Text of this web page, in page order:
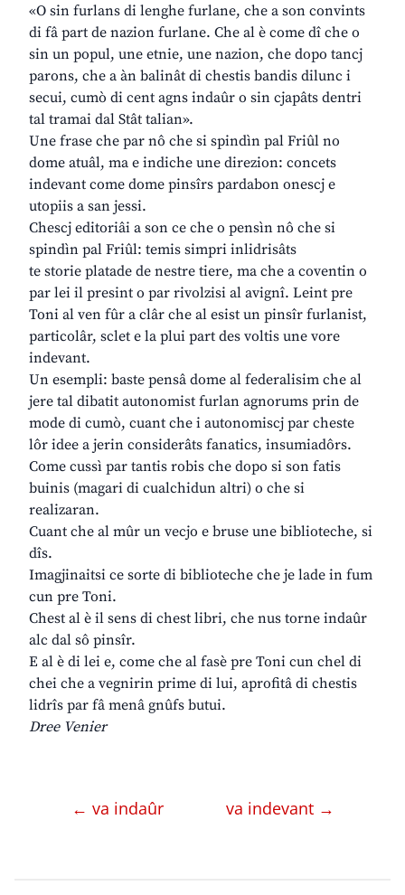
«O sin furlans di lenghe furlane, che a son convints
di fâ part de nazion furlane. Che al è come dî che o
sin un popul, une etnie, une nazion, che dopo tancj
parons, che a àn balinât di chestis bandis dilunc i
secui, cumò di cent agns indaûr o sin cjapâts dentri
tal tramai dal Stât talian».
Une frase che par nô che si spindìn pal Friûl no
dome atuâl, ma e indiche une direzion: concets
indevant come dome pinsîrs pardabon onescj e
utopiis a san jessi.
Chescj editoriâi a son ce che o pensìn nô che si
spindìn pal Friûl: temis simpri inlidrisâts
te storie platade de nestre tiere, ma che a coventin o
par lei il presint o par rivolzisi al avignî. Leint pre
Toni al ven fûr a clâr che al esist un pinsîr furlanist,
particolâr, sclet e la plui part des voltis une vore
indevant.
Un esempli: baste pensâ dome al federalisim che al
jere tal dibatit autonomist furlan agnorums prin de
mode di cumò, cuant che i autonomiscj par cheste
lôr idee a jerin considerâts fanatics, insumiadôrs.
Come cussì par tantis robis che dopo si son fatis
buinis (magari di cualchidun altri) o che si
realizaran.
Cuant che al mûr un vecjo e bruse une biblioteche, si
dîs.
Imagjinaitsi ce sorte di biblioteche che je lade in fum
cun pre Toni.
Chest al è il sens di chest libri, che nus torne indaûr
alc dal sô pinsîr.
E al è di lei e, come che al fasè pre Toni cun chel di
chei che a vegnirin prime di lui, aprofitâ di chestis
lidrîs par fâ menâ gnûfs butui.
Dree Venier
← va indaûr va indevant →